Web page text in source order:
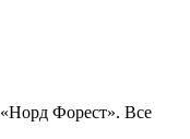
Форест». Все